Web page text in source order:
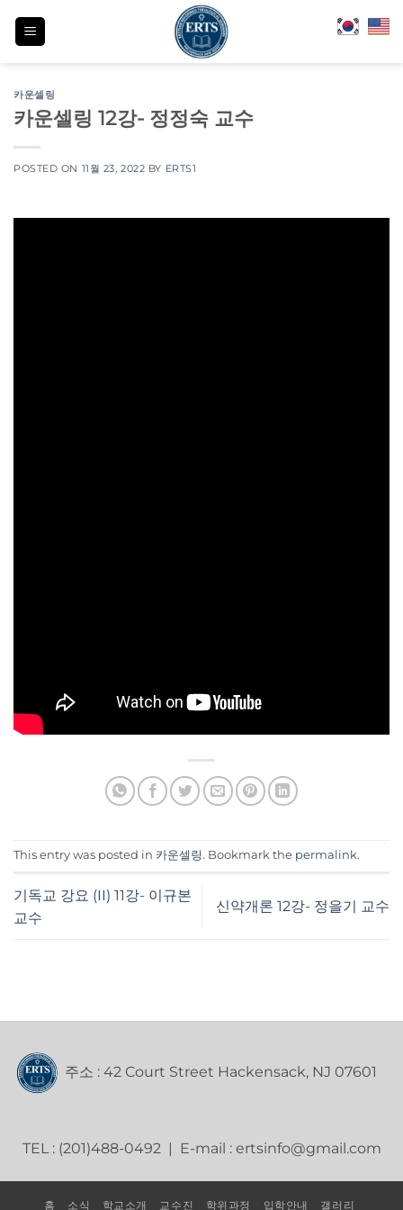
카운셀링
카운셀링 12강- 정정숙 교수
POSTED ON 11월 23, 2022 BY ERTS1
This entry was posted in 카운셀링 . Bookmark the permalink.
기독교 강요 (II) 11강- 이규본
교수
신약개론 12강- 정을기 교수
주소 : 42 Court Street Hackensack, NJ 07601
TEL : (201)488-0492 | E-mail : ertsinfo@gmail.com
홈 소식 학교소개 교수진 학위과정 입학안내 갤러리